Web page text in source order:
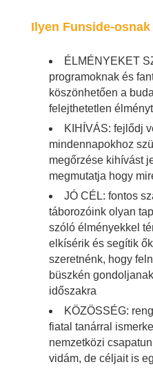
Ilyen Funside-
ÉLMÉNYEKET
programoknak és
köszönhetően a
felejthetetlen
KIHÍVÁS: fejlődj
mindennapokhoz
megőrzése kihívást
megmutatja hogy
JÓ CÉL: fontos
táborozóink olyan
szóló élményekkel
elkísérik és segítik
szeretnénk, hogy
büszkén
időszakra
KÖZÖSSÉG:
fiatal tanárral
nemzetközi
vidám, de céljait is